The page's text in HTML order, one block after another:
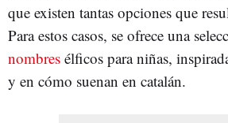
que existen tantas opciones que
Para estos casos, se ofrece una
nombres élficos para niñas,
y en cómo suenan en catalán.